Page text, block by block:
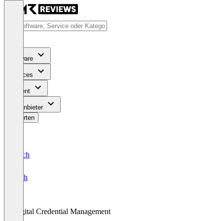
Software
Services
Content
Für Anbieter
Bewerten
Deutsch
English
Digital Credential Management